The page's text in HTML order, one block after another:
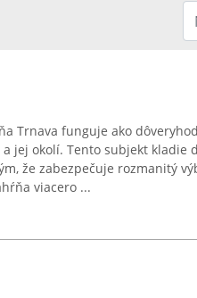
Trnava funguje ako
jej okolí. Tento subjekt kladie
že zabezpečuje rozmanitý
viacero ...